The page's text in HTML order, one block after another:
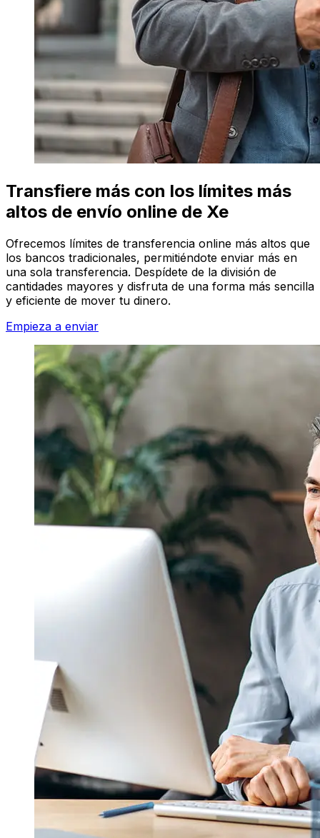
Transfiere más con los límites más
altos de envío online de Xe
Ofrecemos límites de transferencia online más altos que
los bancos tradicionales, permitiéndote enviar más en
una sola transferencia. Despídete de la división de
cantidades mayores y disfruta de una forma más sencilla
y eficiente de mover tu dinero.
Empieza a enviar